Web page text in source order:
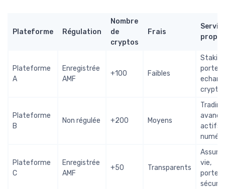
Plateforme Régulation
Nombre
de
cryptos
Frais
Plateforme
A
Enregistrée
AMF
+100 Faibles
crypto
Plateforme
B
Non régulée +200 Moyens
Trading
actifs
Plateforme
C
Enregistrée
AMF
+50 Transparents
vie,